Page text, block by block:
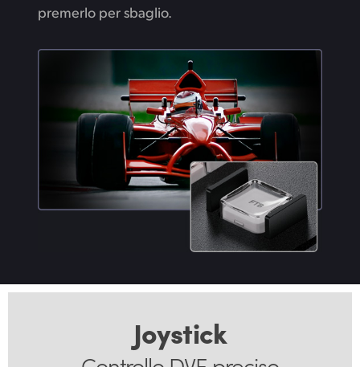
premerlo per sbaglio.
Joystick